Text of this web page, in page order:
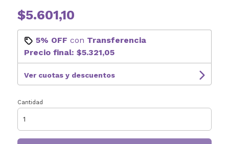
$5.601,10
5% OFF con Transferencia
Precio final: $5.321,05
Ver cuotas y descuentos
Cantidad